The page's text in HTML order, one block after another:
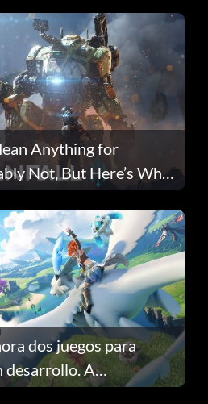
Anything for
Not, But Here’s Why
dos juegos para
desarrollo. A
por qué.